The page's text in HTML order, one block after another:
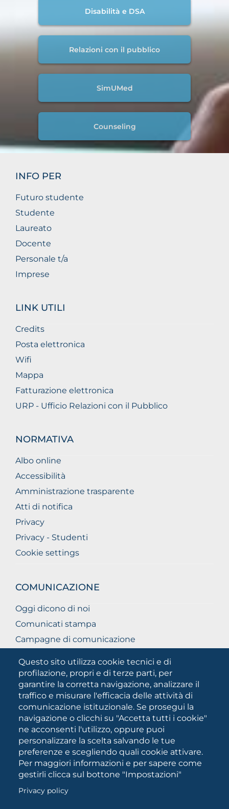
Questo sito utilizza cookie tecnici e di
profilazione, propri e di terze parti, per
garantire la corretta navigazione, analizzare il
traffico e misurare l'efficacia delle attività di
comunicazione istituzionale. Se prosegui la
navigazione o clicchi su "Accetta tutti i cookie"
ne acconsenti l'utilizzo, oppure puoi
personalizzare la scelta salvando le tue
preferenze e scegliendo quali cookie attivare.
Per maggiori informazioni e per sapere come
gestirli clicca sul bottone "Impostazioni"
Privacy policy
Disabilità e DSA
Relazioni con il pubblico
SimUMed
Counseling
INFO PER
Futuro studente
Studente
Laureato
Docente
Personale t/a
Imprese
LINK UTILI
Credits
Posta elettronica
Wifi
Mappa
Fatturazione elettronica
URP - Ufficio Relazioni con il Pubblico
NORMATIVA
Albo online
Accessibilità
Amministrazione trasparente
Atti di notifica
Privacy
Privacy - Studenti
Cookie settings
COMUNICAZIONE
Oggi dicono di noi
Comunicati stampa
Campagne di comunicazione
Unifg Mag
Manuale di identità visiva
Facts and figures
SOCIAL
MEDIA
Università degli Studi di Foggia • Via A.Gramsci 89/91 •